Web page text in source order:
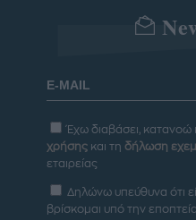
Έχω διαβάσει, κατανοώ
χρήσης και τη δήλωση
εταιρείας
Δηλώνω υπεύθυνα ότι
βρίσκομαι υπό την